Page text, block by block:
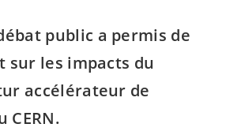
public a permis de
sur les impacts du
accélérateur de
CERN.